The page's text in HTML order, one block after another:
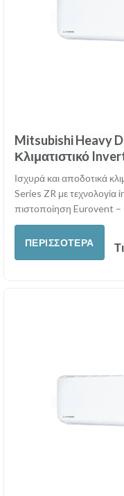
Mitsubishi Heavy
Κλιματιστικό
Ισχυρά και αποδοτικά
Series ZR με τεχνολογία
πιστοποίηση Eurovent –
ΠΕΡΙΣΣΌΤΕΡΑ